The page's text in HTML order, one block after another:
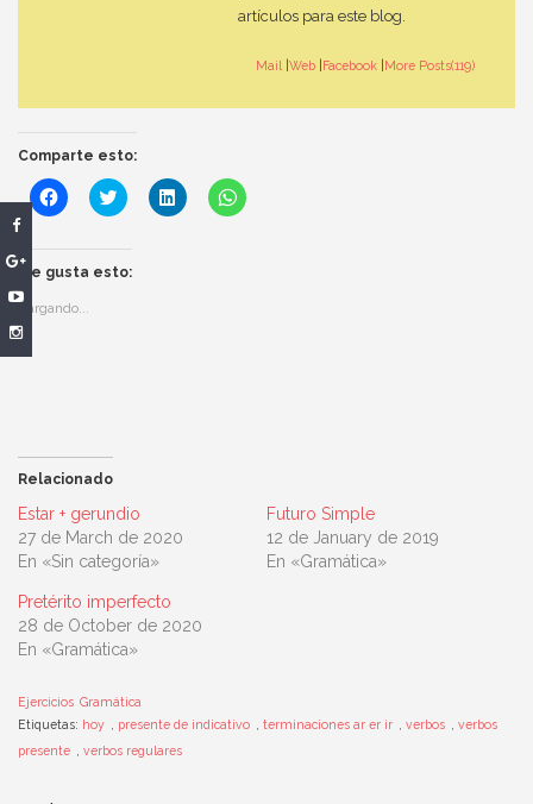
artículos para este blog.
Mail Web Facebook More Posts(119)
Comparte esto:
Haz
clic
en
Facebook
abre
en
Haz
clic
en
Twitter
Haz
clic
Haz
clic
Me gusta esto:
Cargando...
Relacionado
Estar + gerundio
27 de March de 2020
En «Sin categoría»
Futuro Simple
12 de January de 2019
En «Gramática»
Pretérito imperfecto
28 de October de 2020
En «Gramática»
Ejercicios Gramática
Etiquetas: hoy presente de indicativo terminaciones ar er ir verbos
verbos
presente
verbos regulares